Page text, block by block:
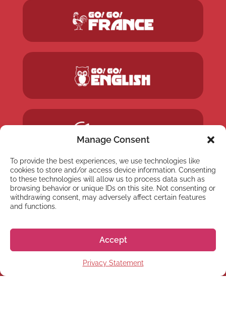
Manage Consent
To provide the best experiences, we use technologies like
cookies to store and/or access device information. Consenting
to these technologies will allow us to process data such as
browsing behavior or unique IDs on this site. Not consenting or
withdrawing consent, may adversely affect certain features
and functions.
Accept
Privacy Statement
NEWSLETTER